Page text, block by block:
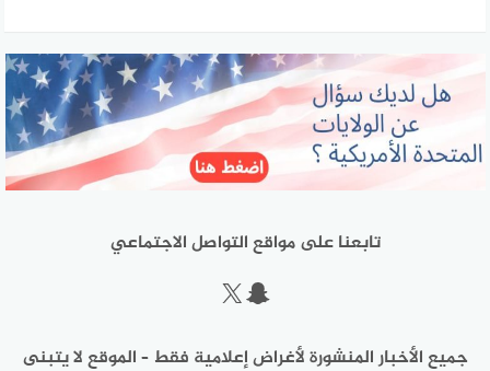
تابعنا على مواقع التواصل الاجتماعي
سناب شات
إكس
جميع الأخبار المنشورة لأغراض إعلامية فقط – الموقع لا يتبنى